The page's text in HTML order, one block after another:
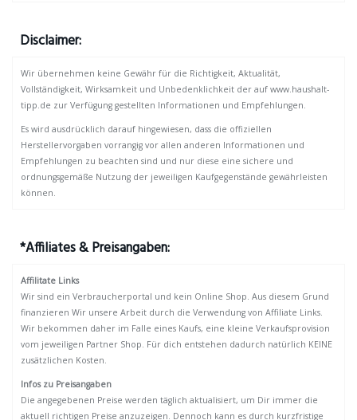
Disclaimer:
Wir übernehmen keine Gewähr für die Richtigkeit, Aktualität,
Vollständigkeit, Wirksamkeit und Unbedenklichkeit der auf www.haushalt-
tipp.de zur Verfügung gestellten Informationen und Empfehlungen.
Es wird ausdrücklich darauf hingewiesen, dass die offiziellen
Herstellervorgaben vorrangig vor allen anderen Informationen und
Empfehlungen zu beachten sind und nur diese eine sichere und
ordnungsgemäße Nutzung der jeweiligen Kaufgegenstände gewährleisten
können.
*Affiliates & Preisangaben:
Affilitate Links
Wir sind ein Verbraucherportal und kein Online Shop. Aus diesem Grund
finanzieren Wir unsere Arbeit durch die Verwendung von Affiliate Links.
Wir bekommen daher im Falle eines Kaufs, eine kleine Verkaufsprovision
vom jeweiligen Partner Shop. Für dich entstehen dadurch natürlich KEINE
zusätzlichen Kosten.
Infos zu Preisangaben
Die angegebenen Preise werden täglich aktualisiert, um Dir immer die
aktuell richtigen Preise anzuzeigen. Dennoch kann es durch kurzfristige